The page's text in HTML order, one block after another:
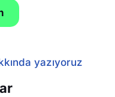
yazıyoruz